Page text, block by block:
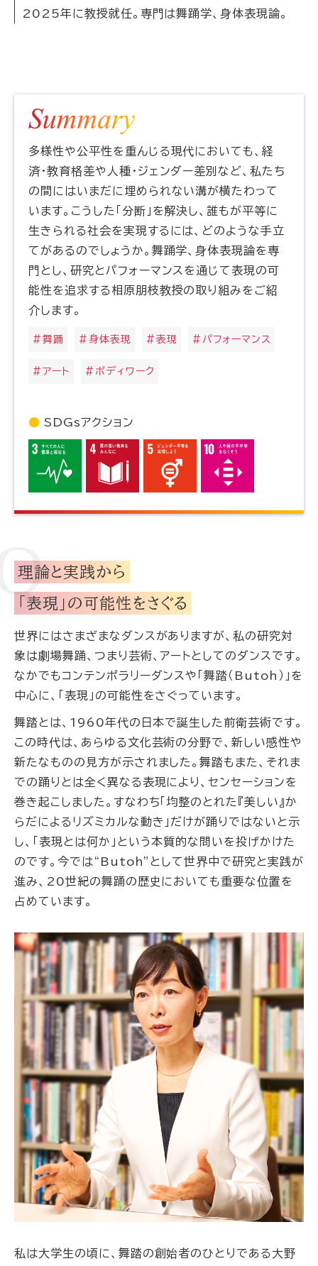
2025年に教授就任。専門は舞踊学、身体表現論。
多様性や公平性を重んじる現代においても、経
済・教育格差や人種・ジェンダー差別など、私たち
の間にはいまだに埋められない溝が横たわって
います。こうした「分断」を解決し、誰もが平等に
生きられる社会を実現するには、どのような手立
てがあるのでしょうか。舞踊学、身体表現論を専
門とし、研究とパフォーマンスを通じて表現の可
能性を追求する相原朋枝教授の取り組みをご紹
介します。
＃舞踊 ＃身体表現 ＃表現 ＃パフォーマンス
＃アート ＃ボディワーク
SDGsアクション
理論と実践から
「表現」の可能性をさぐる
世界にはさまざまなダンスがありますが、私の研究対
象は劇場舞踊、つまり芸術、アートとしてのダンスです。
なかでもコンテンポラリーダンスや「舞踏（Butoh）」を
中心に、「表現」の可能性をさぐっています。
舞踏とは、1960年代の日本で誕生した前衛芸術です。
この時代は、あらゆる文化芸術の分野で、新しい感性や
新たなものの見方が示されました。舞踏もまた、それま
での踊りとは全く異なる表現により、センセーションを
巻き起こしました。すなわち「均整のとれた『美しい』か
らだによるリズミカルな動き」だけが踊りではないと示
し、「表現とは何か」という本質的な問いを投げかけた
のです。今では“Butoh”として世界中で研究と実践が
進み、20世紀の舞踊の歴史においても重要な位置を
占めています。
私は大学生の頃に、舞踏の創始者のひとりである大野